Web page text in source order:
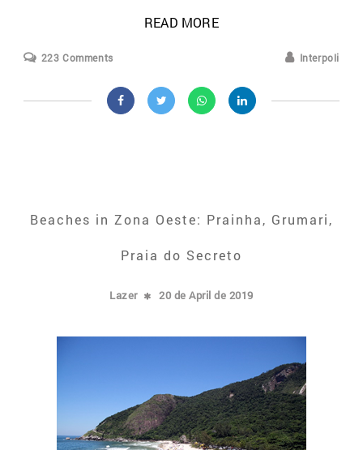
READ MORE
223 Comments Interpoli
Beaches in Zona Oeste: Prainha, Grumari,
Praia do Secreto
Lazer 20 de April de 2019